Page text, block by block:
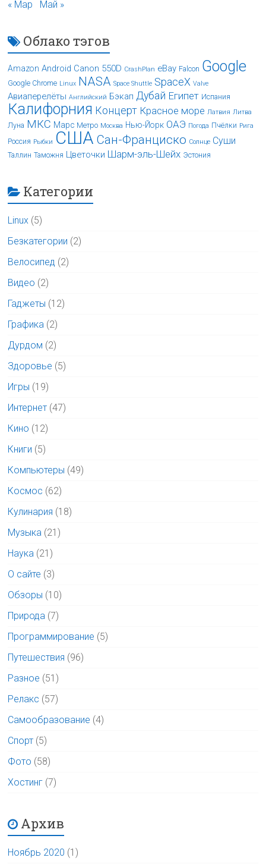
« Мар Май »
Облако тэгов
Amazon Android Canon 550D CrashPlan eBay Falcon Google
Google Chrome Linux NASA Space Shuttle SpaceX Valve
Авиаперелёты Английский Бэкап Дубай Египет Испания
Калифорния Концерт Красное море Латвия Литва
Луна МКС Марс Метро Москва Нью-Йорк ОАЭ Погода Пчёлки Рига
Россия Рыбки США Сан-Франциско Солнце Суши
Таллин Таможня Цветочки Шарм-эль-Шейх Эстония
Категории
Linux (5)
Безкатегории (2)
Велосипед (2)
Видео (2)
Гаджеты (12)
Графика (2)
Дурдом (2)
Здоровье (5)
Игры (19)
Интернет (47)
Кино (12)
Книги (5)
Компьютеры (49)
Космос (62)
Кулинария (18)
Музыка (21)
Наука (21)
О сайте (3)
Обзоры (10)
Природа (7)
Программирование (5)
Путешествия (96)
Разное (51)
Релакс (57)
Самообразование (4)
Спорт (5)
Фото (58)
Хостинг (7)
Архив
Ноябрь 2020 (1)